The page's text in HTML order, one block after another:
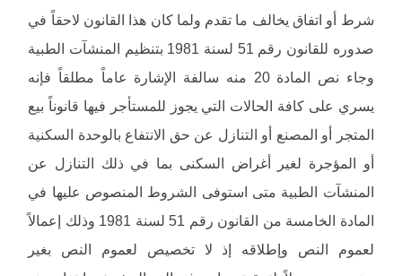
شرط أو اتفاق يخالف ما تقدم ولما كان هذا القانون لاحقاً في
صدوره للقانون رقم 51 لسنة 1981 بتنظيم المنشآت الطبية
وجاء نص المادة 20 منه سالفة الإشارة عاماً مطلقاً فإنه
يسري على كافة الحالات التي يجوز للمستأجر فيها قانوناً بيع
المتجر أو المصنع أو التنازل عن حق الانتفاع بالوحدة السكنية
أو المؤجرة لغير أغراض السكنى بما في ذلك التنازل عن
المنشآت الطبية متى استوفى الشروط المنصوص عليها في
المادة الخامسة من القانون رقم 51 لسنة 1981 وذلك إعمالاً
لعموم النص وإطلاقه إذ لا تخصيص لعموم النص بغير